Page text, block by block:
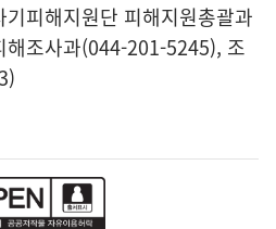
피해지원단 피해지원총괄과
조사과(044-201-5245), 조